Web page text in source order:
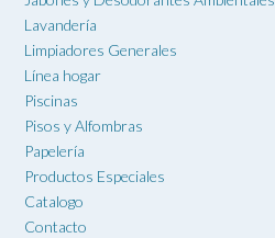
Lavandería
Limpiadores Generales
Línea hogar
Piscinas
Pisos y Alfombras
Papelería
Productos Especiales
Catalogo
Contacto